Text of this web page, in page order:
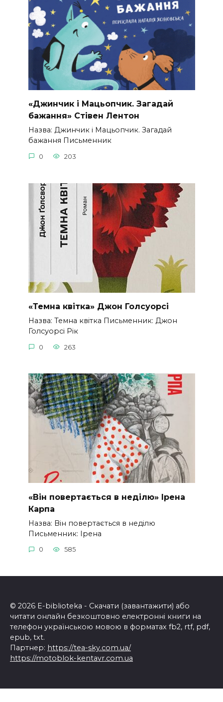
«Джинчик і Мацьопчик. Загадай
бажання» Стівен Лентон
Назва: Джинчик і Мацьопчик. Загадай
бажання Письменник
0 203
«Темна квітка» Джон Голсуорсі
Назва: Темна квітка Письменник: Джон
Голсуорсі Рік
0 263
«Він повертається в неділю» Ірена
Карпа
Назва: Він повертається в неділю
Письменник: Ірена
0 585
© 2026 E-biblioteka - Скачати (завантажити) або
читати онлайн безкоштовно електронні книги на
телефон українською мовою в форматах fb2, rtf, pdf,
epub, txt.
Партнер: https://tea-sky.com.ua/
https://motoblok-kentavr.com.ua